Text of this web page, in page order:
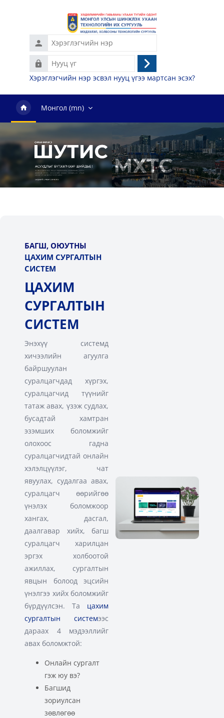
Нууц
үг
Нэвтрэх
Хэрэглэгчийн нэр эсвэл нууц үгээ мартсан эсэх?
Монгол ‎(mn)‎
БАГШ, ОЮУТНЫ
ЦАХИМ СУРГАЛТЫН
СИСТЕМ
ЦАХИМ
СУРГАЛТЫН
СИСТЕМ
Энэхүү системд
хичээлийн агуулга
байршуулан
суралцагчдад хүргэх,
суралцагчид түүнийг
татаж авах, үзэж судлах,
бусадтай хамтран
эзэмших боломжийг
олохоос гадна
суралцагчидтай онлайн
хэлэлцүүлэг, чат
явуулах, судалгаа авах,
суралцагч өөрийгөө
үнэлэх боломжоор
хангах, дасгал,
даалгавар хийх, багш
суралцагч харилцан
эргэх холбоотой
ажиллах, сургалтын
явцын болоод эцсийн
үнэлгээ хийх боломжийг
бүрдүүлсэн. Та цахим
сургалтын системээс
дараах 4 мэдээллийг
авах боломжтой:
Онлайн сургалт
гэж юу вэ?
Багшид
зориулсан
зөвлөгөө